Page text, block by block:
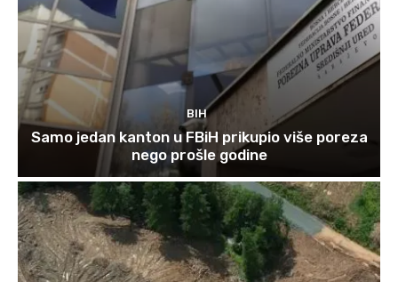
BIH
Samo jedan kanton u FBiH prikupio više poreza
nego prošle godine